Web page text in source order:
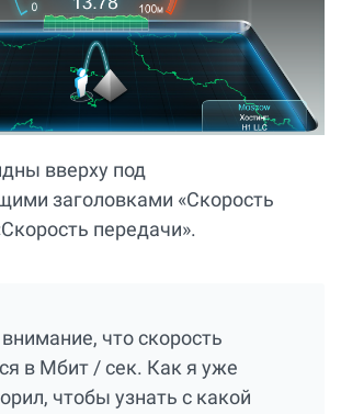
вверху под
заголовками «Скорость
передачи».
что скорость
в Мбит / сек. Как я уже
чтобы узнать с какой